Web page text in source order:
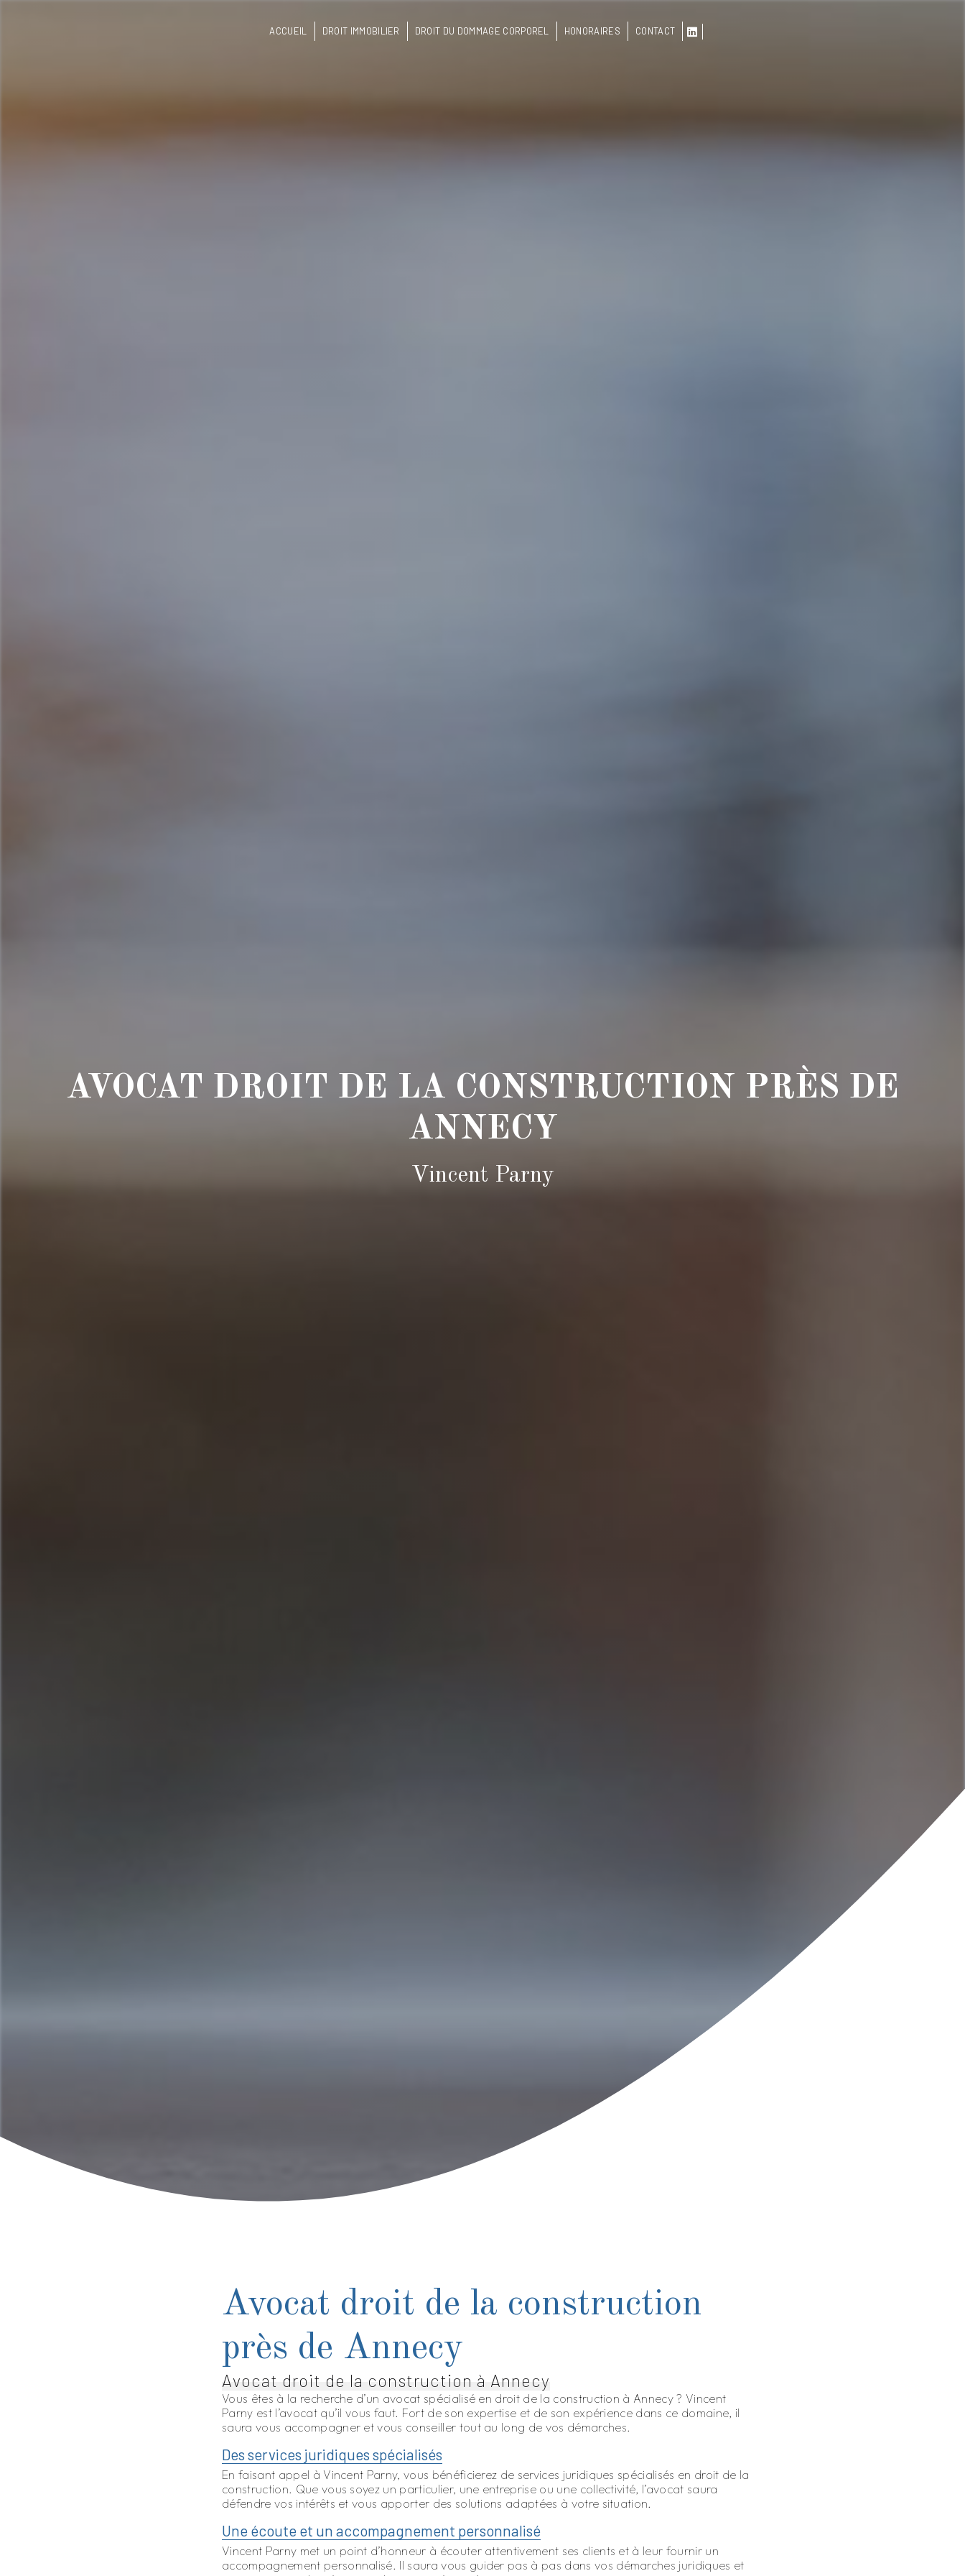
ACCUEIL DROIT IMMOBILIER DROIT DU DOMMAGE CORPOREL HONORAIRES CONTACT
AVOCAT DROIT DE LA CONSTRUCTION PRÈS DE
ANNECY
Vincent Parny
Avocat droit de la construction
près de Annecy
Avocat droit de la construction à Annecy
Vous êtes à la recherche d’un avocat spécialisé en droit de la construction à Annecy ? Vincent
Parny est l’avocat qu’il vous faut. Fort de son expertise et de son expérience dans ce domaine, il
saura vous accompagner et vous conseiller tout au long de vos démarches.
Des services juridiques spécialisés
En faisant appel à Vincent Parny, vous bénéficierez de services juridiques spécialisés en droit de la
construction. Que vous soyez un particulier, une entreprise ou une collectivité, l’avocat saura
défendre vos intérêts et vous apporter des solutions adaptées à votre situation.
Une écoute et un accompagnement personnalisé
Vincent Parny met un point d’honneur à écouter attentivement ses clients et à leur fournir un
accompagnement personnalisé. Il saura vous guider pas à pas dans vos démarches juridiques et